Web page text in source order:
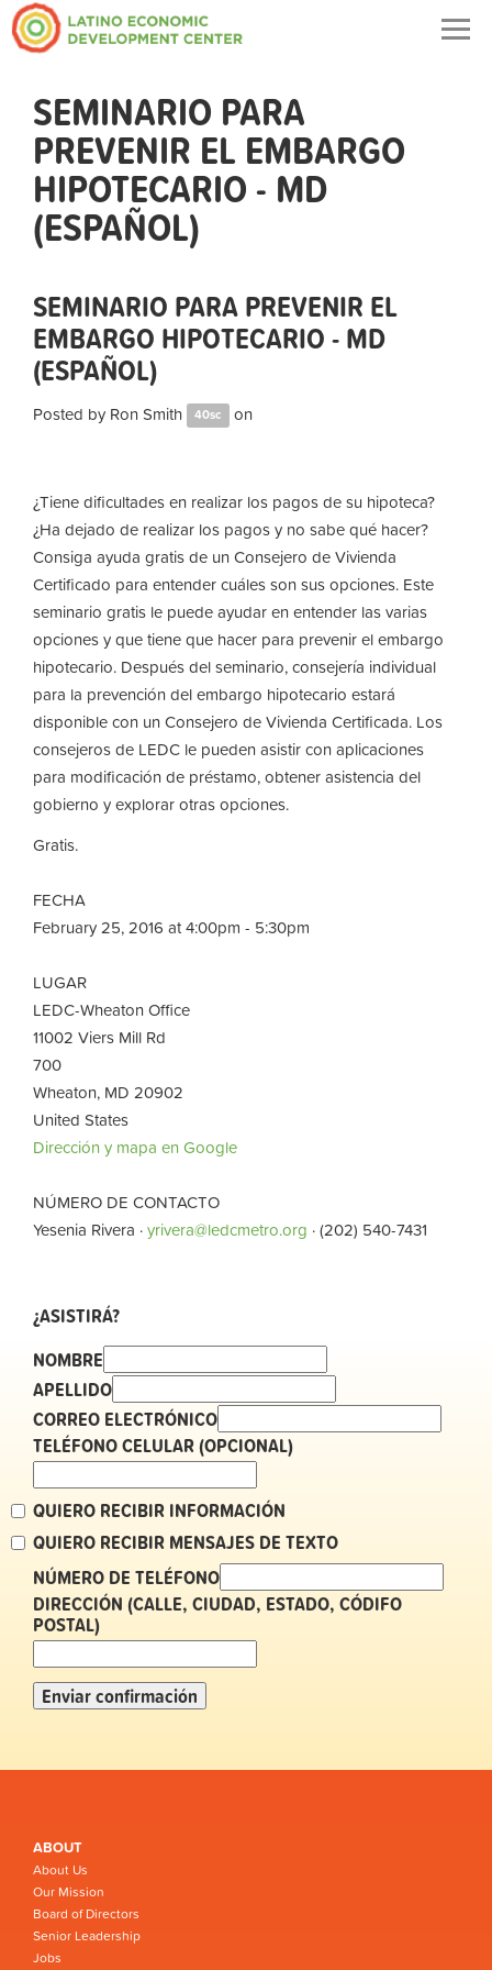
SEMINARIO PARA
PREVENIR EL EMBARGO
HIPOTECARIO - MD
(ESPAÑOL)
SEMINARIO PARA PREVENIR EL
EMBARGO HIPOTECARIO - MD
(ESPAÑOL)
Posted by Ron Smith 40sc on
¿Tiene dificultades en realizar los pagos de su hipoteca?
¿Ha dejado de realizar los pagos y no sabe qué hacer?
Consiga ayuda gratis de un Consejero de Vivienda
Certificado para entender cuáles son sus opciones. Este
seminario gratis le puede ayudar en entender las varias
opciones y que tiene que hacer para prevenir el embargo
hipotecario. Después del seminario, consejería individual
para la prevención del embargo hipotecario estará
disponible con un Consejero de Vivienda Certificada. Los
consejeros de LEDC le pueden asistir con aplicaciones
para modificación de préstamo, obtener asistencia del
gobierno y explorar otras opciones.
Gratis.
FECHA
February 25, 2016 at 4:00pm - 5:30pm
LUGAR
LEDC-Wheaton Office
11002 Viers Mill Rd
700
Wheaton, MD 20902
United States
Dirección y mapa en Google
NÚMERO DE CONTACTO
Yesenia Rivera ·yrivera@ledcmetro.org · (202) 540-7431
¿ASISTIRÁ?
NOMBRE
APELLIDO
CORREO ELECTRÓNICO
TELÉFONO CELULAR (OPCIONAL)
QUIERO RECIBIR INFORMACIÓN
QUIERO RECIBIR MENSAJES DE TEXTO
NÚMERO DE TELÉFONO
DIRECCIÓN (CALLE, CIUDAD, ESTADO, CÓDIFO
POSTAL)
ABOUT
About Us
Our Mission
Board of Directors
Senior Leadership
Jobs